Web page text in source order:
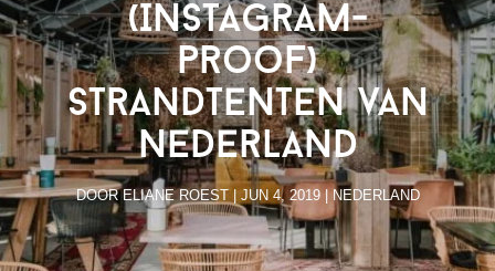
(Instagram-
proof)
strandtenten van
Nederland
DOOR ELIANE ROEST| JUN 4, 2019| NEDERLAND